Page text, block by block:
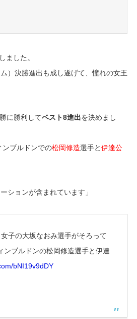
ました。
）決勝進出も成し遂げて、憧れの女王
に勝利してベスト8進出を決めまし
ンブルドンでの松岡修造選手と伊達公
ションが含まれています」
子の大坂なおみ選手がそろって
ブルドンの松岡修造選手と伊達
bNI19v9dDY